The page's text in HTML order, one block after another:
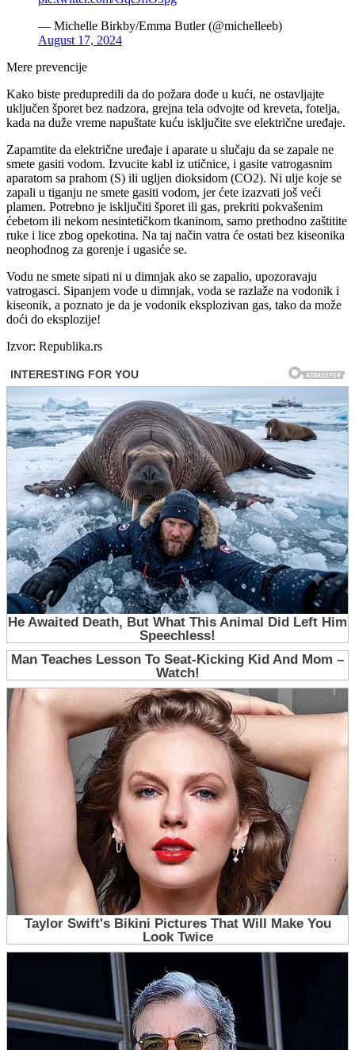
— Michelle Birkby/Emma Butler (@michelleeb)
August 17, 2024
Mere prevencije
Kako biste predupredili da do požara dođe u kući, ne ostavljajte
uključen šporet bez nadzora, grejna tela odvojte od kreveta, fotelja,
kada na duže vreme napuštate kuću isključite sve električne uređaje.
Zapamtite da električne uređaje i aparate u slučaju da se zapale ne
smete gasiti vodom. Izvucite kabl iz utičnice, i gasite vatrogasnim
aparatom sa prahom (S) ili ugljen dioksidom (CO2). Ni ulje koje se
zapali u tiganju ne smete gasiti vodom, jer ćete izazvati još veći
plamen. Potrebno je isključiti šporet ili gas, prekriti pokvašenim
ćebetom ili nekom nesintetičkom tkaninom, samo prethodno zaštitite
ruke i lice zbog opekotina. Na taj način vatra će ostati bez kiseonika
neophodnog za gorenje i ugasiće se.
Vodu ne smete sipati ni u dimnjak ako se zapalio, upozoravaju
vatrogasci. Sipanjem vode u dimnjak, voda se razlaže na vodonik i
kiseonik, a poznato je da je vodonik eksplozivan gas, tako da može
doći do eksplozije!
Izvor: Republika.rs